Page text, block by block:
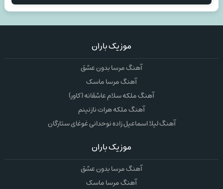
موزیک باران
آهنگ مرسا بدون عشق
آهنگ مرسا ماسک
آهنگ ملکه سلام عاشقانه (کاور)
آهنگ ملکه هرات نازنینم
آهنگ لیلا اسماعیل زاده نوحدانی غوغای ستارگان
موزیک باران
آهنگ مرسا بدون عشق
آهنگ مرسا ماسک